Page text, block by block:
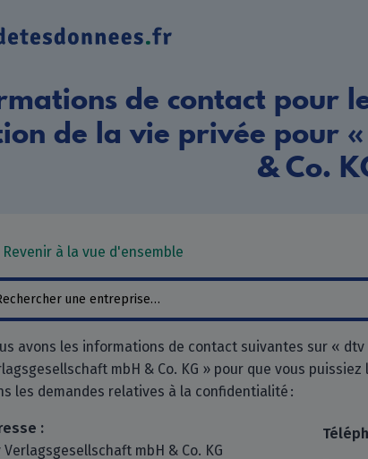
de contact pour
de la vie privée pour
& Co.
Revenir à la vue d'ensemble
avons les informations de contact suivantes sur « dtv
mbH & Co. KG » pour que vous
les demandes relatives à la confidentialité :
:
Verlagsgesellschaft mbH & Co. KG